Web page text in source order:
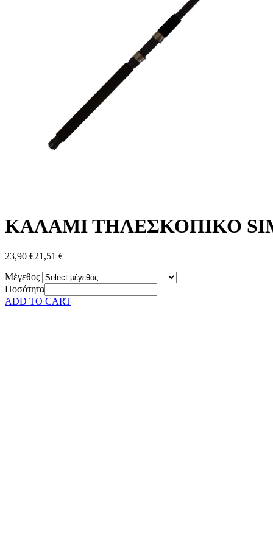
ΚΑΛΑΜΙ ΤΗΛΕΣΚΟΠΙΚΟ
23,90 €21,51 €
Μέγεθος
Ποσότητα
ADD TO CART